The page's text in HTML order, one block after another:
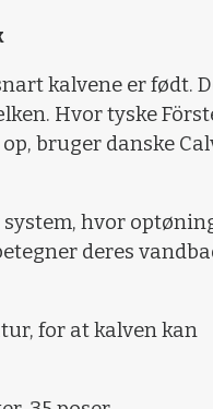
kalvene er født.
Hvor tyske
bruger danske
hvor
deres
for at kalven kan